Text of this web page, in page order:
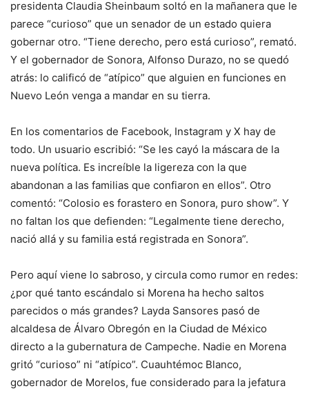
presidenta Claudia Sheinbaum soltó en la mañanera que le
parece “curioso” que un senador de un estado quiera
gobernar otro. “Tiene derecho, pero está curioso”, remató.
Y el gobernador de Sonora, Alfonso Durazo, no se quedó
atrás: lo calificó de “atípico” que alguien en funciones en
Nuevo León venga a mandar en su tierra.
En los comentarios de Facebook, Instagram y X hay de
todo. Un usuario escribió: “Se les cayó la máscara de la
nueva política. Es increíble la ligereza con la que
abandonan a las familias que confiaron en ellos”. Otro
comentó: “Colosio es forastero en Sonora, puro show”. Y
no faltan los que defienden: “Legalmente tiene derecho,
nació allá y su familia está registrada en Sonora”.
Pero aquí viene lo sabroso, y circula como rumor en redes:
¿por qué tanto escándalo si Morena ha hecho saltos
parecidos o más grandes? Layda Sansores pasó de
alcaldesa de Álvaro Obregón en la Ciudad de México
directo a la gubernatura de Campeche. Nadie en Morena
gritó “curioso” ni “atípico”. Cuauhtémoc Blanco,
gobernador de Morelos, fue considerado para la jefatura